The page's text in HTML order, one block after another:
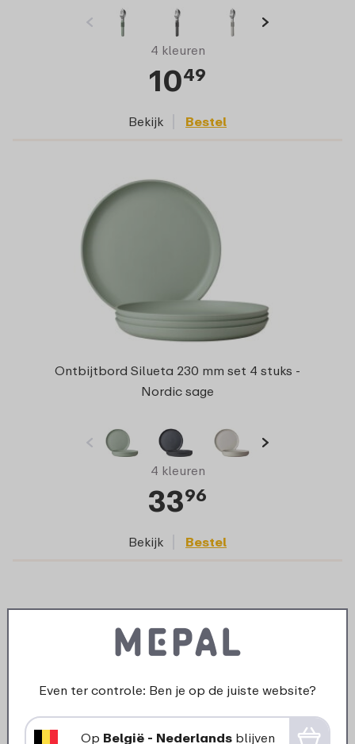
4 kleuren
1049
Bekijk Bestel
Ontbijtbord Silueta 230 mm set 4 stuks -
Nordic sage
4 kleuren
3396
Bekijk Bestel
Even ter controle: Ben je op de juiste website?
Op België - Nederlandsblijven